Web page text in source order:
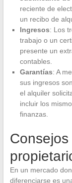
reciente de
un recibo de
Ingresos: Los
trabajo o un
presente un
contables.
Garantías: A
sus ingresos
el alquiler
incluir los
finanzas.
En un mercado
diferenciarse es